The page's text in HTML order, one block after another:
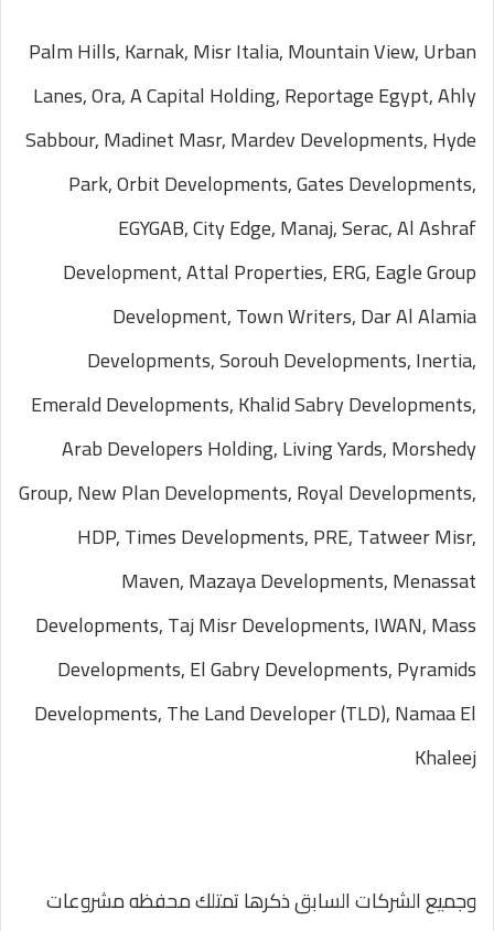
Palm Hills, Karnak, Misr Italia, Mountain View, Urban
Lanes, Ora, A Capital Holding, Reportage Egypt, Ahly
Sabbour, Madinet Masr, Mardev Developments, Hyde
Park, Orbit Developments, Gates Developments,
EGYGAB, City Edge, Manaj, Serac, Al Ashraf
Development, Attal Properties, ERG, Eagle Group
Development, Town Writers, Dar Al Alamia
Developments, Sorouh Developments, Inertia,
Emerald Developments, Khalid Sabry Developments,
Arab Developers Holding, Living Yards, Morshedy
Group, New Plan Developments, Royal Developments,
HDP, Times Developments, PRE, Tatweer Misr,
Maven, Mazaya Developments, Menassat
Developments, Taj Misr Developments, IWAN, Mass
Developments, El Gabry Developments, Pyramids
Developments, The Land Developer (TLD), Namaa El
Khaleej
وجميع الشركات السابق ذكرها تمتلك محفظه مشروعات